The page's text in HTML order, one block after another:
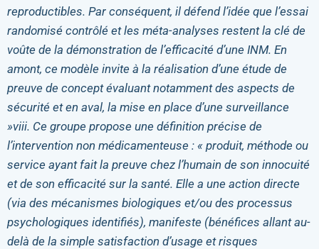
reproductibles. Par conséquent, il défend l’idée que l’essai
randomisé contrôlé et les méta-analyses restent la clé de
voûte de la démonstration de l’efficacité d’une INM. En
amont, ce modèle invite à la réalisation d’une étude de
preuve de concept évaluant notamment des aspects de
sécurité et en aval, la mise en place d’une surveillance
»viii. Ce groupe propose une définition précise de
l’intervention non médicamenteuse : « produit, méthode ou
service ayant fait la preuve chez l’humain de son innocuité
et de son efficacité sur la santé. Elle a une action directe
(via des mécanismes biologiques et/ou des processus
psychologiques identifiés), manifeste (bénéfices allant au-
delà de la simple satisfaction d’usage et risques